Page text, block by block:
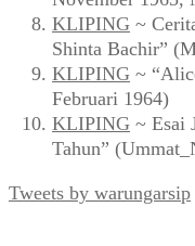
KLIPING ~
Shinta Bachir”
KLIPING ~
Februari 1964)
KLIPING ~ Esai
Tahun”
Tweets by warungarsip